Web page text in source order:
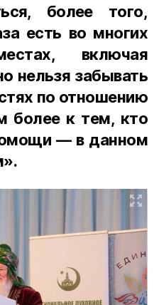
более того,
есть во многих
включая
нельзя забывать
по отношению
более к тем, кто
— в данном